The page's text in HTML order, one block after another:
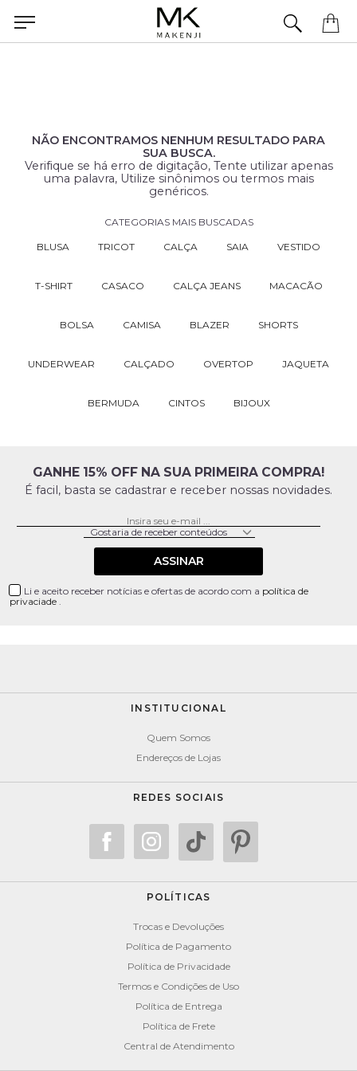
NÃO ENCONTRAMOS NENHUM RESULTADO PARA
SUA BUSCA.
Verifique se há erro de digitação, Tente utilizar apenas
uma palavra, Utilize sinônimos ou termos mais
genéricos.
CATEGORIAS MAIS BUSCADAS
BLUSA TRICOT CALÇA SAIA VESTIDO
T-SHIRT CASACO CALÇA JEANS MACACÃO
BOLSA CAMISA BLAZER SHORTS
UNDERWEAR CALÇADO OVERTOP JAQUETA
BERMUDA CINTOS BIJOUX
GANHE 15% OFF NA SUA PRIMEIRA COMPRA!
É facil, basta se cadastrar e receber nossas novidades.
ASSINAR
Li e aceito receber notícias e ofertas de acordo com a política de
privaciade
INSTITUCIONAL
Quem Somos
Endereços de Lojas
REDES SOCIAIS
POLÍTICAS
Trocas e Devoluções
Política de Pagamento
Política de Privacidade
Termos e Condições de Uso
Política de Entrega
Política de Frete
Central de Atendimento